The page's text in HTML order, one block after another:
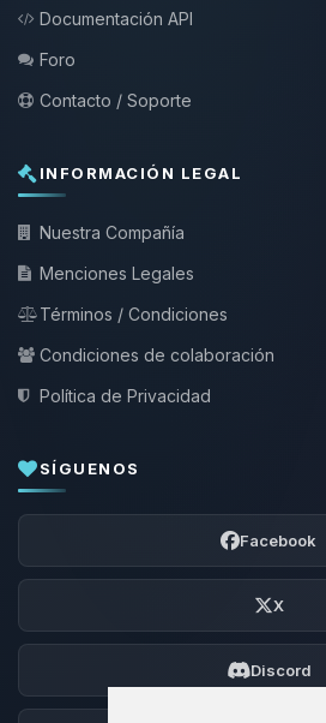
Documentación API
Foro
Contacto / Soporte
INFORMACIÓN LEGAL
Nuestra Compañía
Menciones Legales
Términos / Condiciones
Condiciones de colaboración
Política de Privacidad
SÍGUENOS
Facebook
X
Discord